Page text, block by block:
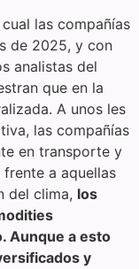
las compañías
de 2025, y con
analistas del
que en la
A unos les
las compañías
en transporte y
a aquellas
del clima, los
Aunque a esto
y